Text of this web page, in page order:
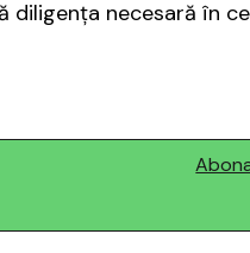
diligența necesară în